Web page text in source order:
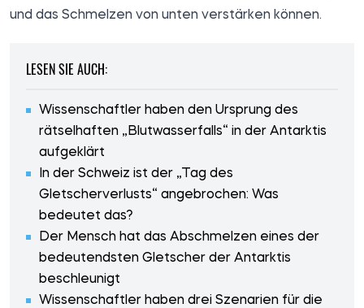
und das Schmelzen von unten verstärken können.
LESEN SIE AUCH:
Wissenschaftler haben den Ursprung des
rätselhaften „Blutwasserfalls“ in der Antarktis
aufgeklärt
In der Schweiz ist der „Tag des
Gletscherverlusts“ angebrochen: Was
bedeutet das?
Der Mensch hat das Abschmelzen eines der
bedeutendsten Gletscher der Antarktis
beschleunigt
Wissenschaftler haben drei Szenarien für die